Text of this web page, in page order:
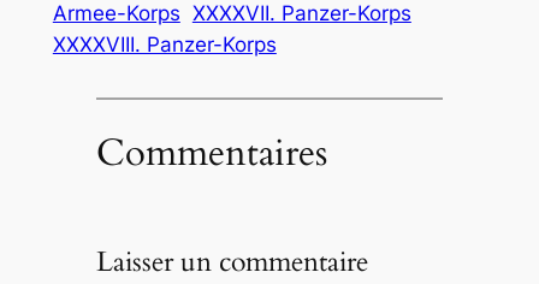
Armee-Korps XXXXVII. Panzer-Korps
XXXXVIII. Panzer-Korps
Commentaires
Laisser un commentaire